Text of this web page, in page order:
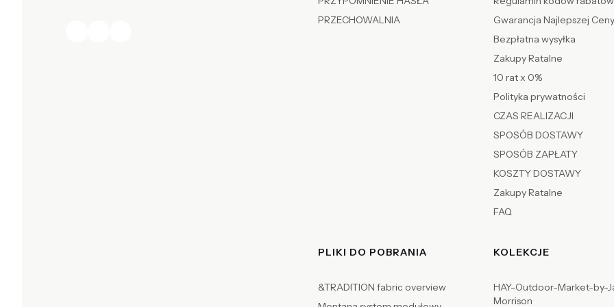
PRZECHOWALNIA
Gwarancja Najlepszej Ceny
Bezpłatna wysyłka
Zakupy Ratalne
10 rat x 0%
Polityka prywatności
CZAS REALIZACJI
SPOSÓB DOSTAWY
SPOSÓB ZAPŁATY
KOSZTY DOSTAWY
Zakupy Ratalne
FAQ
PLIKI DO POBRANIA
&TRADITION fabric overview
KOLEKCJE
HAY-Outdoor-Market-by-
Morrison